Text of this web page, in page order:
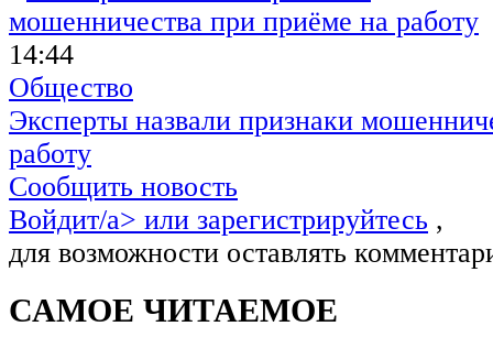
14:44
Общество
Эксперты назвали признаки
работу
Сообщить новость
Войдит/a> или зарегистрируйтесь ,
для возможности оставлять
САМОЕ ЧИТАЕМОЕ